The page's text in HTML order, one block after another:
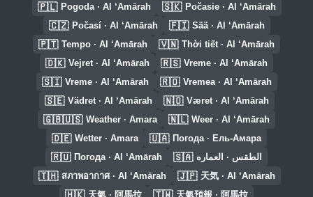
🇵🇱 Pogoda · Al ‘Amārah 🇸🇰 Počasie · Al ‘Amārah
🇨🇿 Počasí · Al ‘Amārah 🇫🇮 Sää · Al ‘Amārah
🇵🇹 Tempo · Al ‘Amārah 🇻🇳 Thời tiết · Al ‘Amārah
🇩🇰 Vejret · Al ‘Amārah 🇷🇸 Vreme · Al ‘Amārah
🇸🇮 Vreme · Al ‘Amārah 🇷🇴 Vremea · Al ‘Amārah
🇸🇪 Vädret · Al ‘Amārah 🇳🇴 Været · Al ‘Amārah
🇬🇧🇺🇸 Weather · Amara 🇳🇱 Weer · Al ‘Amārah
🇩🇪 Wetter · Amara 🇺🇦 Погода · Ель-Амара
🇷🇺 Погода · Al ‘Amārah 🇸🇦 الطقس · العماره
🇹🇭 สภาพอากาศ · Al ‘Amārah 🇯🇵 天気 · Al ‘Amārah
🇭🇰 天氣 · 阿馬拉 🇹🇼 天氣預報 · 阿馬拉